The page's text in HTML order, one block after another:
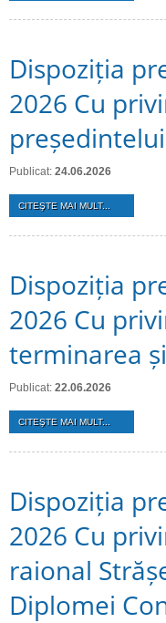
Dispoziția
2026 Cu
Publicat: 24.06.2026
CITEŞTE MAI MULT...
Dispoziția
2026 Cu
terminarea
Publicat: 22.06.2026
CITEŞTE MAI MULT...
Dispoziția
2026 Cu
raional
Diplomei